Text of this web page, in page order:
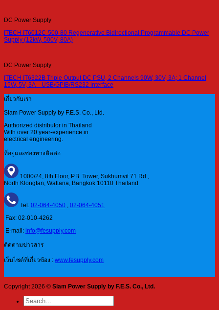
DC Power Supply
ITECH IT6012C-500-80 Regenerative Bidirectional Programmable DC Power
Supply (12kW, 500V, 80A)
DC Power Supply
ITECH IT6322B Triple Output DC PSU, 2 Channels 90W, 30V, 3A; 1 Channel
15W, 5V, 3A – USB/GPIB/RS232 interface
เกี่ยวกับเรา
Siam Power Supply by F.E.S. Co., Ltd.
Authorized distributor in Thailand
With over 20 year-experience in
electrical engineering.
ที่อยู่และช่องทางติดต่อ
1000/24, 8th Floor, P.B. Tower, Sukhumvit 71 Rd.,
North Klongtan, Wattana, Bangkok 10110 Thailand
Tel: 02-064-4050 , 02-064-4051
Fax: 02-010-4262
E-mail: info@fesupply.com
ติดตามข่าวสาร
เว็บไซต์ที่เกี่ยวข้อง : www.fesupply.com
Copyright 2026 © Siam Power Supply by F.E.S. Co., Ltd.
Search
for: